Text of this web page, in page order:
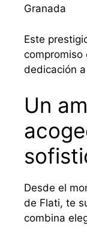
Granada
Este
compromiso
dedicación
Un
Desde el
de Flati, te
combina